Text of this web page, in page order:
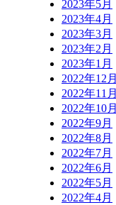
2023年5月
2023年4月
2023年3月
2023年2月
2023年1月
2022年12月
2022年11月
2022年10月
2022年9月
2022年8月
2022年7月
2022年6月
2022年5月
2022年4月